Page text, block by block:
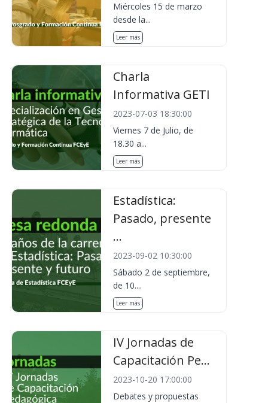
Miércoles 15 de marzo
desde la...
Leer más
Charla
Informativa GETI
2023-07-03 18:30:00
Viernes 7 de Julio, de
18.30 a...
Leer más
Estadística:
Pasado, presente
...
2023-09-02 10:30:00
Sábado 2 de septiembre,
de 10....
Leer más
IV Jornadas de
Capacitación Pe...
2023-10-20 17:00:00
Debates y propuestas